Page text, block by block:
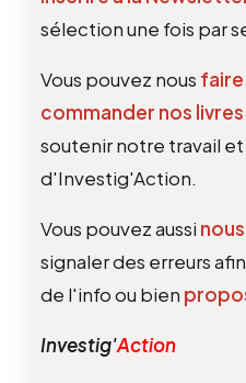
sélection une fois par
Vous pouvez nous faire
commander nos livres
soutenir notre travail
d'Investig'Action.
Vous pouvez aussi
signaler des erreurs
de l'info ou bien
Investig'Action